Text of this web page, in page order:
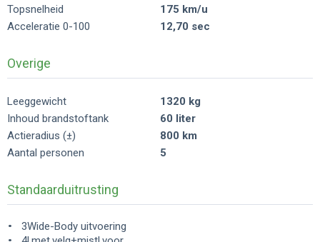
Topsnelheid
175 km/u
Acceleratie 0-100
12,70 sec
Overige
Leeggewicht
1320 kg
Inhoud brandstoftank
60 liter
Actieradius (±)
800 km
Aantal personen
5
Standaarduitrusting
3Wide-Body uitvoering